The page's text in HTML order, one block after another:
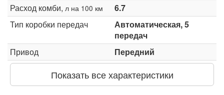
Расход комби, л на 100 км
6.7
Тип коробки передач
Автоматическая, 5
передач
Привод
Передний
Показать все характеристики